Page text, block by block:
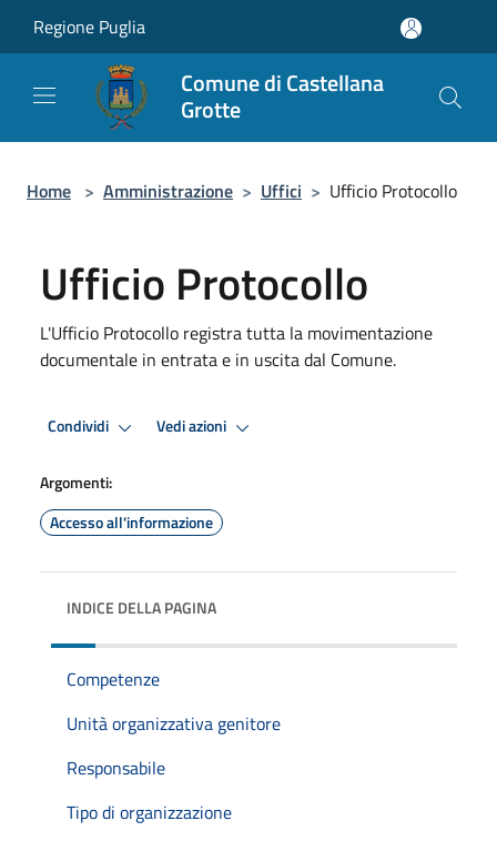
Regione Puglia
Comune di Castellana
Grotte
Home > Amministrazione > Uffici > Ufficio Protocollo
Ufficio Protocollo
L'Ufficio Protocollo registra tutta la movimentazione
documentale in entrata e in uscita dal Comune.
Condividi Vedi azioni
Argomenti:
Accesso all'informazione
INDICE DELLA PAGINA
Competenze
Unità organizzativa genitore
Responsabile
Tipo di organizzazione